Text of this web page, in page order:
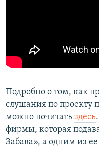
Подробно о том, как
слушания по проекту
можно почитать здесь
фирмы, которая
Забава», а одним из